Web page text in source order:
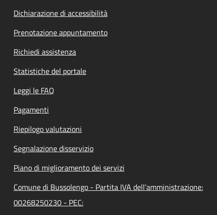
Dichiarazione di accessibilità
Prenotazione appuntamento
Richiedi assistenza
Statistiche del portale
Leggi le FAQ
Pagamenti
Riepilogo valutazioni
Segnalazione disservizio
Piano di miglioramento dei servizi
Comune di Bussolengo - Partita IVA dell'amministrazione:
00268250230 - PEC: